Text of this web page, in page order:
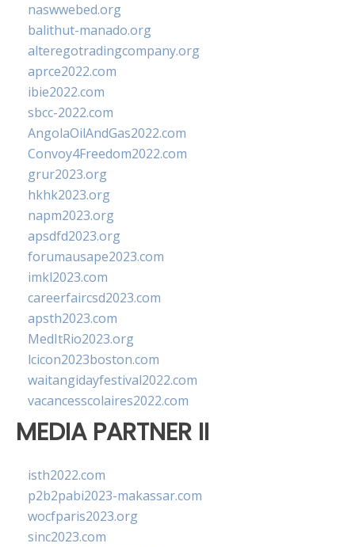
naswwebed.org
balithut-manado.org
alteregotradingcompany.org
aprce2022.com
ibie2022.com
sbcc-2022.com
AngolaOilAndGas2022.com
Convoy4Freedom2022.com
grur2023.org
hkhk2023.org
napm2023.org
apsdfd2023.org
forumausape2023.com
imkl2023.com
careerfaircsd2023.com
apsth2023.com
MedItRio2023.org
lcicon2023boston.com
waitangidayfestival2022.com
vacancesscolaires2022.com
MEDIA PARTNER II
isth2022.com
p2b2pabi2023-makassar.com
wocfparis2023.org
sinc2023.com